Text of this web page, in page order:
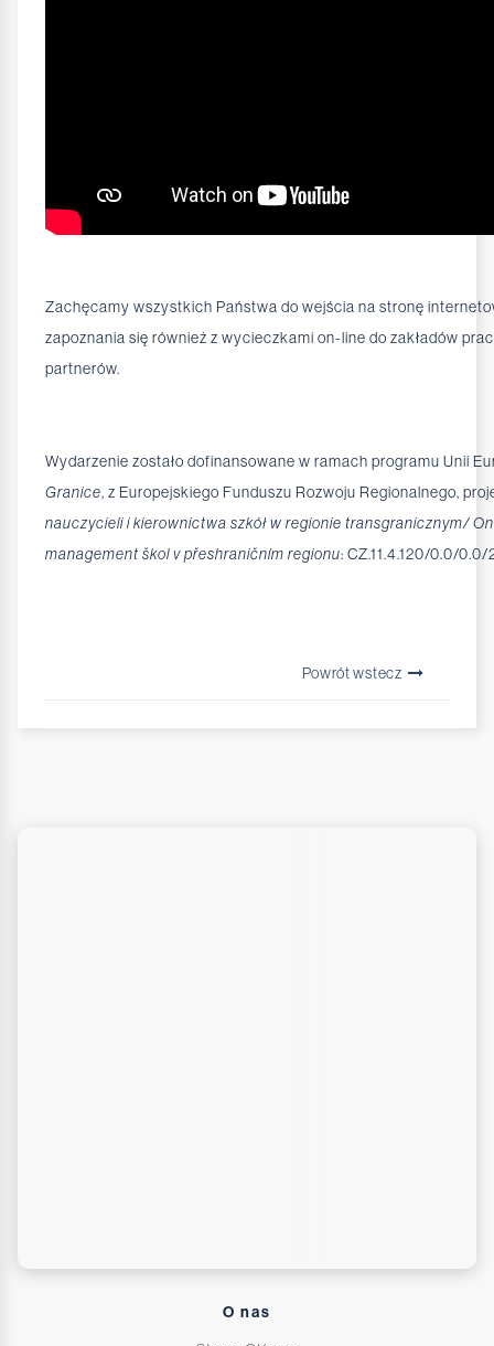
Zachęcamy wszystkich Państwa do wejścia na stronę
zapoznania się również z wycieczkami on-line do zakładów
partnerów.
Wydarzenie zostało dofinansowane w ramach programu Unii
Granice, z Europejskiego Funduszu Rozwoju Regionalnego,
nauczycieli i kierownictwa szkół w regionie transgranicznym/
management škol v přeshraničním regionu: CZ.11.4.120/0.0/
Powrót wstecz
O nas